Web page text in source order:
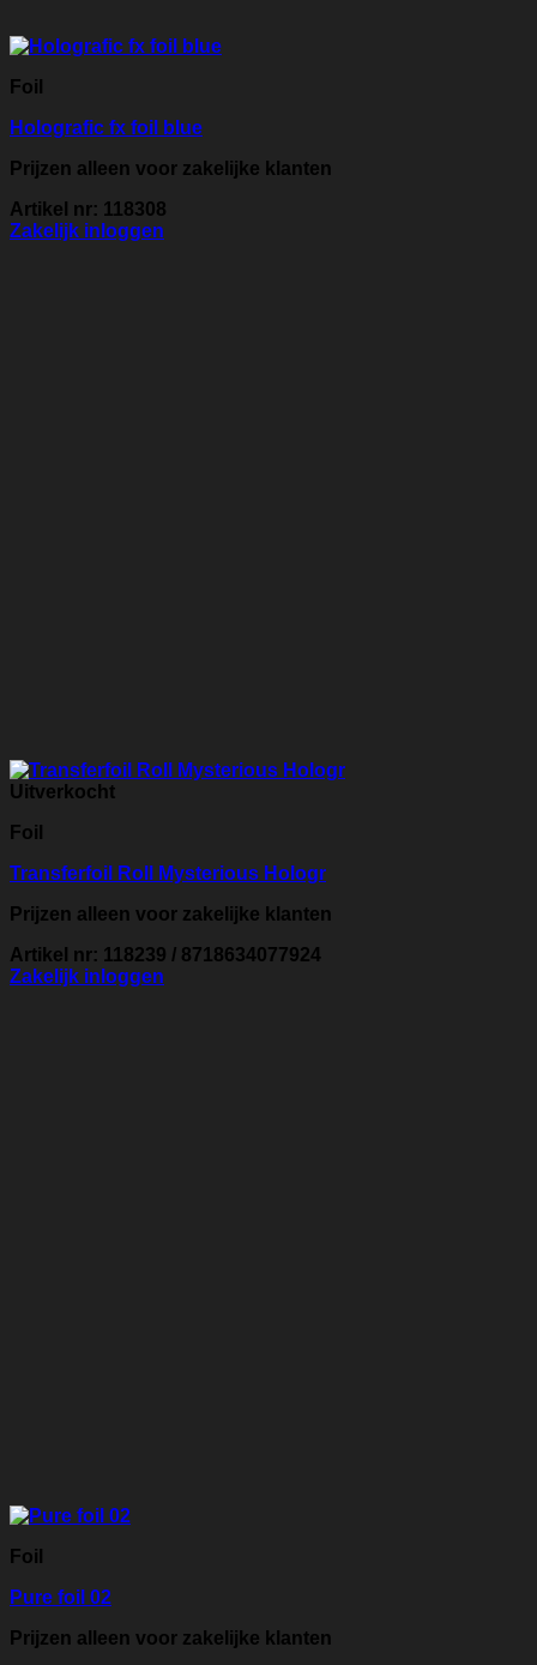
Foil
Holografic fx foil blue
Prijzen alleen voor zakelijke klanten
Artikel nr: 118308
Zakelijk inloggen
Uitverkocht
Foil
Transferfoil Roll Mysterious Hologr
Prijzen alleen voor zakelijke klanten
Artikel nr: 118239 / 8718634077924
Zakelijk inloggen
Foil
Pure foil 02
Prijzen alleen voor zakelijke klanten